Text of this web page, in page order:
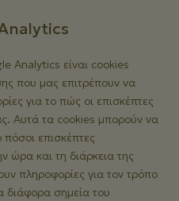
Analytics είναι cookies
που μας επιτρέπουν να
για το πώς οι επισκέπτες
Αυτά τα cookies μπορούν να
επισκέπτες
ώρα και τη διάρκεια της
πληροφορίες για τον τρόπο
διάφορα σημεία του